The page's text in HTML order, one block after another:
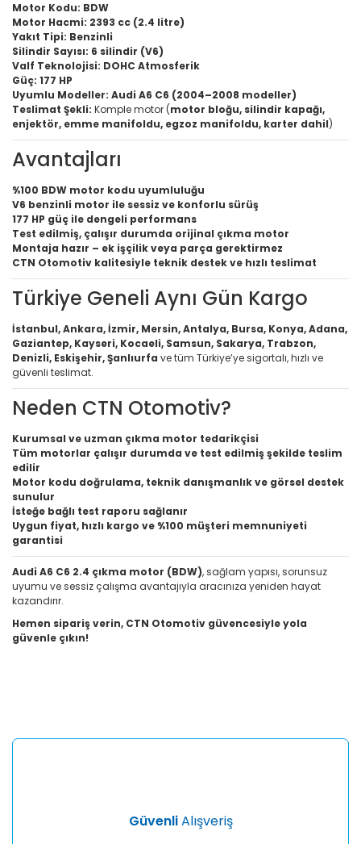
Motor Kodu: BDW
Motor Hacmi: 2393 cc (2.4 litre)
Yakıt Tipi: Benzinli
Silindir Sayısı: 6 silindir (V6)
Valf Teknolojisi: DOHC Atmosferik
Güç: 177 HP
Uyumlu Modeller: Audi A6 C6 (2004–2008 modeller)
Teslimat Şekli: Komple motor (motor bloğu, silindir kapağı,
enjektör, emme manifoldu, egzoz manifoldu, karter dahil)
Avantajları
%100 BDW motor kodu uyumluluğu
V6 benzinli motor ile sessiz ve konforlu sürüş
177 HP güç ile dengeli performans
Test edilmiş, çalışır durumda orijinal çıkma motor
Montaja hazır – ek işçilik veya parça gerektirmez
CTN Otomotiv kalitesiyle teknik destek ve hızlı teslimat
Türkiye Geneli Aynı Gün Kargo
İstanbul, Ankara, İzmir, Mersin, Antalya, Bursa, Konya, Adana,
Gaziantep, Kayseri, Kocaeli, Samsun, Sakarya, Trabzon,
Denizli, Eskişehir, Şanlıurfa ve tüm Türkiye’ye sigortalı, hızlı ve
güvenli teslimat.
Neden CTN Otomotiv?
Kurumsal ve uzman çıkma motor tedarikçisi
Tüm motorlar çalışır durumda ve test edilmiş şekilde teslim
edilir
Motor kodu doğrulama, teknik danışmanlık ve görsel destek
sunulur
İsteğe bağlı test raporu sağlanır
Uygun fiyat, hızlı kargo ve %100 müşteri memnuniyeti
garantisi
Audi A6 C6 2.4 çıkma motor (BDW), sağlam yapısı, sorunsuz
uyumu ve sessiz çalışma avantajıyla aracınıza yeniden hayat
kazandırır.
Hemen sipariş verin, CTN Otomotiv güvencesiyle yola
güvenle çıkın!
Yorum Yaz
Ürün fiyatı diğer sitelerden daha pahalı.
GüvenliAlışveriş